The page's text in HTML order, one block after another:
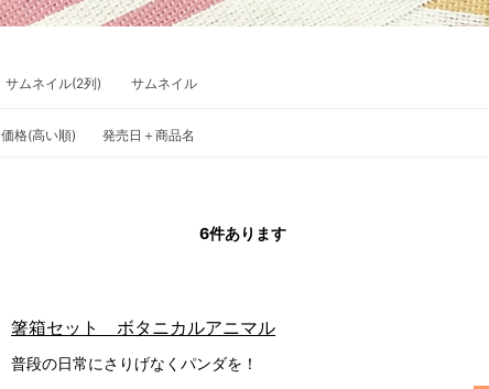
サムネイル(2列) サムネイル
価格(高い順) 発売日＋商品名
6件あります
箸箱セット ボタニカルアニマル
普段の日常にさりげなくパンダを！